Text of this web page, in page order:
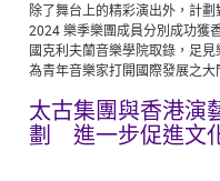
除了舞台上的精彩演出外，計
2024 樂季樂團成員分別成功獲
國克利夫蘭音樂學院取錄，足
為青年音樂家打開國際發展之大
太古集團與香港演
劃 進一步促進文